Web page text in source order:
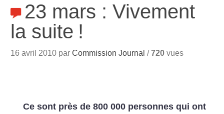
23 mars : Vivement
la suite !
16 avril 2010 parCommission Journal /720 vues
Ce sont près de 800 000 personnes qui ont